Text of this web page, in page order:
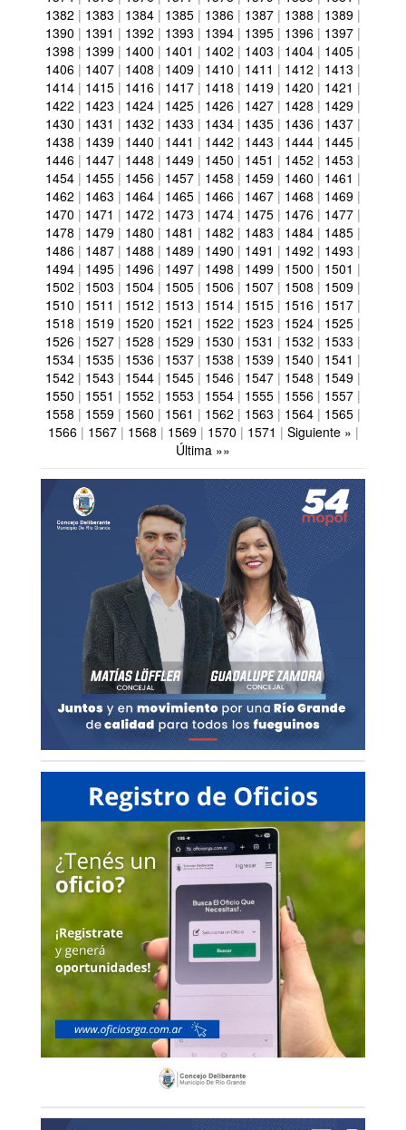
1382 | 1383 | 1384 | 1385 | 1386 | 1387 | 1388 | 1389 |
1390 | 1391 | 1392 | 1393 | 1394 | 1395 | 1396 | 1397 |
1398 | 1399 | 1400 | 1401 | 1402 | 1403 | 1404 | 1405 |
1406 | 1407 | 1408 | 1409 | 1410 | 1411 | 1412 | 1413 |
1414 | 1415 | 1416 | 1417 | 1418 | 1419 | 1420 | 1421 |
1422 | 1423 | 1424 | 1425 | 1426 | 1427 | 1428 | 1429 |
1430 | 1431 | 1432 | 1433 | 1434 | 1435 | 1436 | 1437 |
1438 | 1439 | 1440 | 1441 | 1442 | 1443 | 1444 | 1445 |
1446 | 1447 | 1448 | 1449 | 1450 | 1451 | 1452 | 1453 |
1454 | 1455 | 1456 | 1457 | 1458 | 1459 | 1460 | 1461 |
1462 | 1463 | 1464 | 1465 | 1466 | 1467 | 1468 | 1469 |
1470 | 1471 | 1472 | 1473 | 1474 | 1475 | 1476 | 1477 |
1478 | 1479 | 1480 | 1481 | 1482 | 1483 | 1484 | 1485 |
1486 | 1487 | 1488 | 1489 | 1490 | 1491 | 1492 | 1493 |
1494 | 1495 | 1496 | 1497 | 1498 | 1499 | 1500 | 1501 |
1502 | 1503 | 1504 | 1505 | 1506 | 1507 | 1508 | 1509 |
1510 | 1511 | 1512 | 1513 | 1514 | 1515 | 1516 | 1517 |
1518 | 1519 | 1520 | 1521 | 1522 | 1523 | 1524 | 1525 |
1526 | 1527 | 1528 | 1529 | 1530 | 1531 | 1532 | 1533 |
1534 | 1535 | 1536 | 1537 | 1538 | 1539 | 1540 | 1541 |
1542 | 1543 | 1544 | 1545 | 1546 | 1547 | 1548 | 1549 |
1550 | 1551 | 1552 | 1553 | 1554 | 1555 | 1556 | 1557 |
1558 | 1559 | 1560 | 1561 | 1562 | 1563 | 1564 | 1565 |
1566| 1567| 1568 | 1569| 1570 | 1571 | Siguiente » |
Última »»